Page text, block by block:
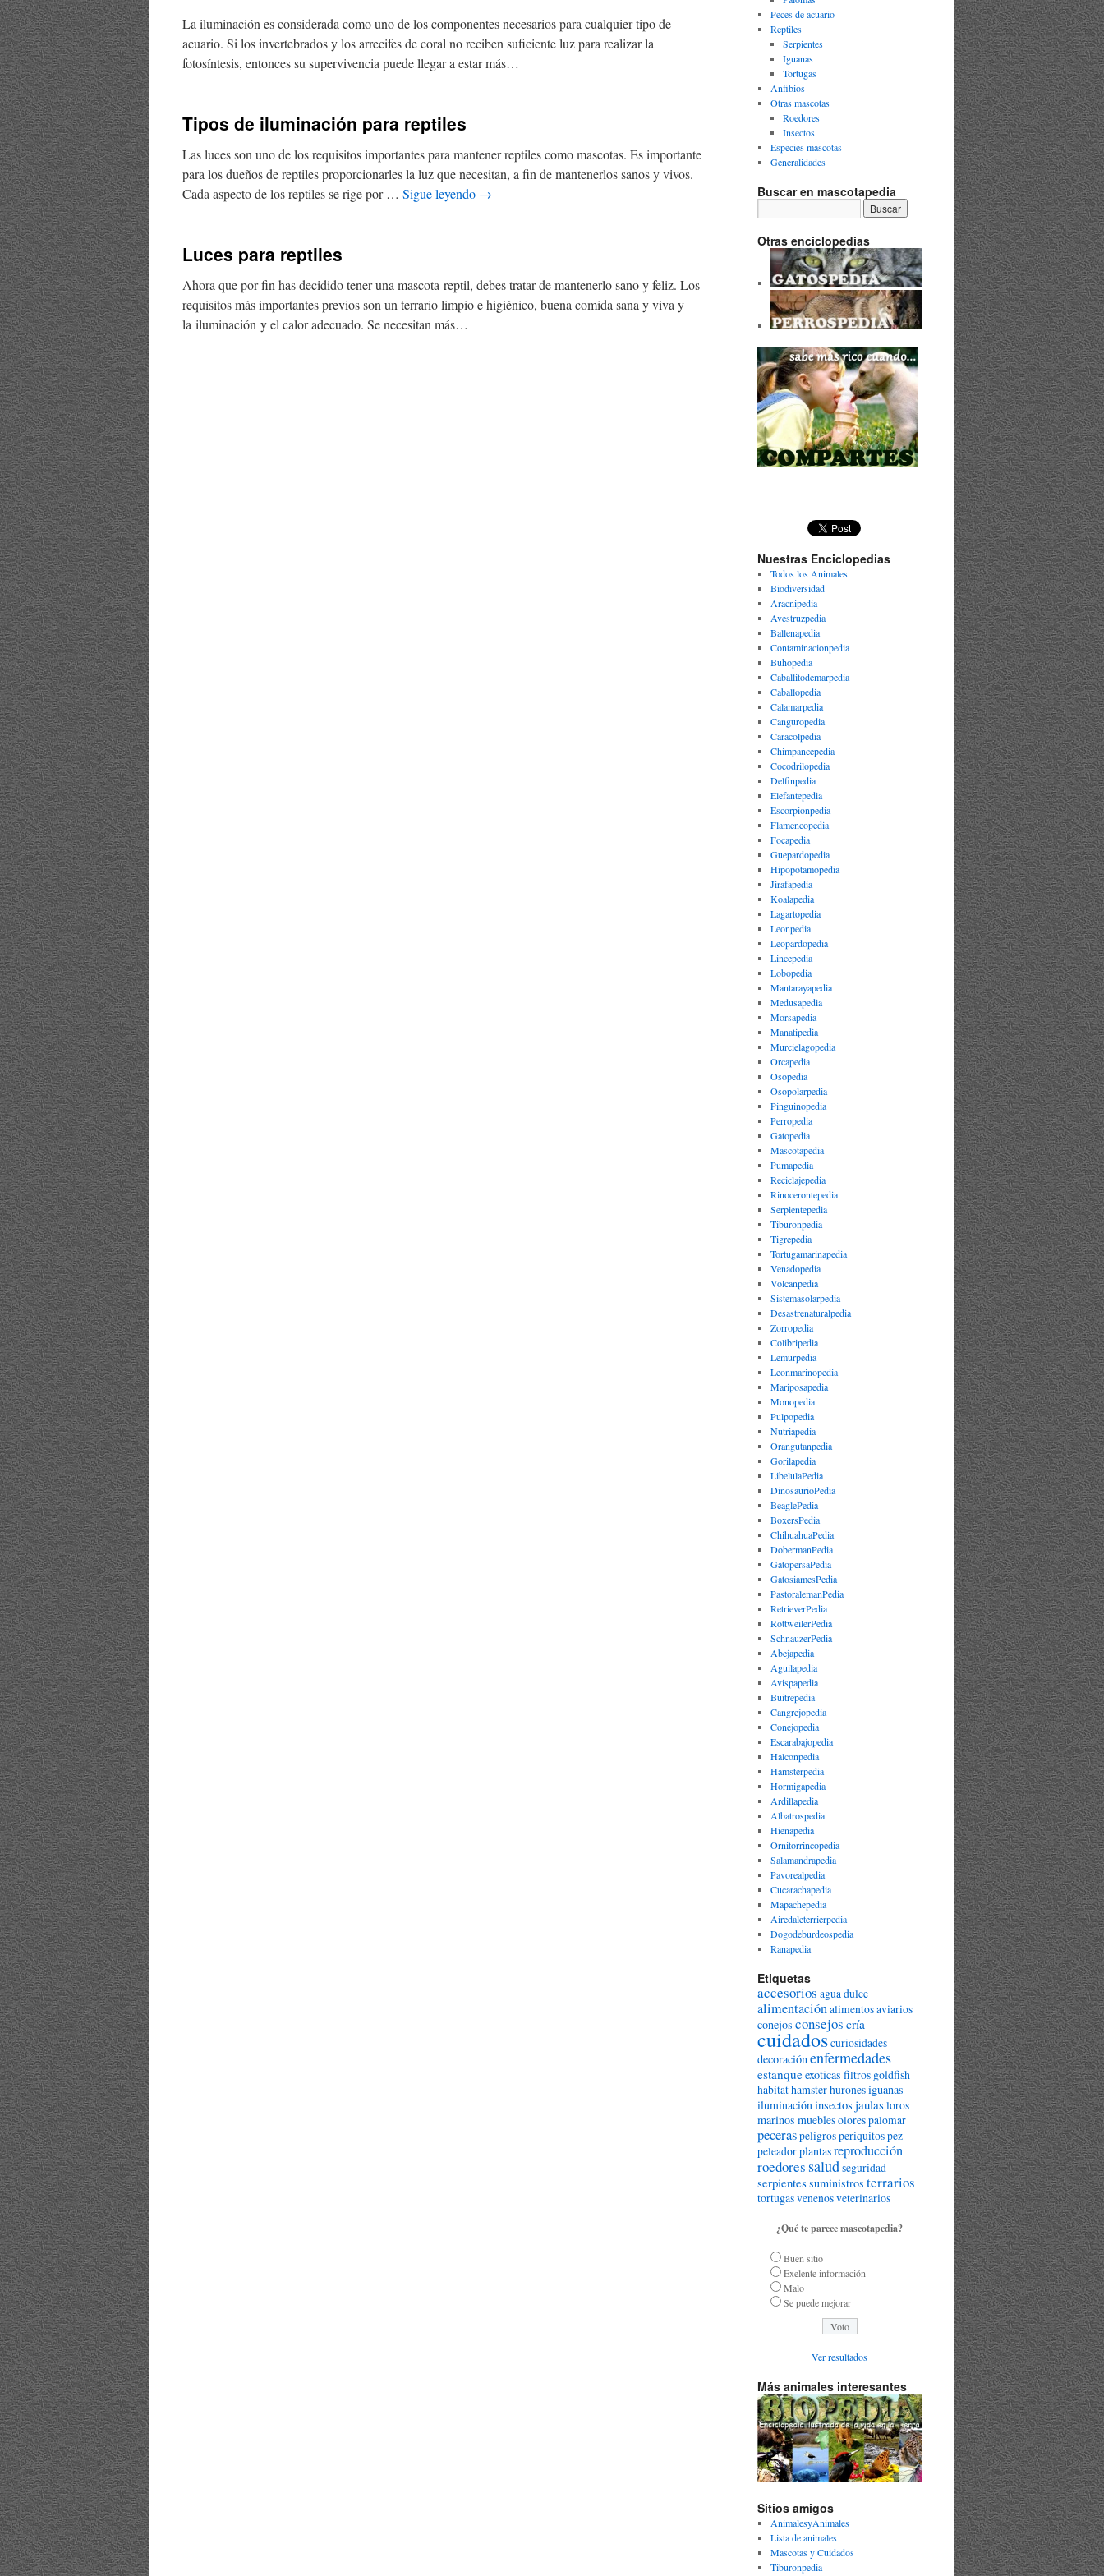
La iluminación es considerada como uno de los componentes necesarios para cualquier tipo de
acuario. Si los invertebrados y los arrecifes de coral no reciben suficiente luz para realizar la
fotosíntesis, entonces su supervivencia puede llegar a estar más…
Tipos de iluminación para reptiles
Las luces son uno de los requisitos importantes para mantener reptiles como mascotas. Es importante
para los dueños de reptiles proporcionarles la luz que necesitan, a fin de mantenerlos sanos y vivos.
Cada aspecto de los reptiles se rige por … Sigue leyendo →
Luces para reptiles
Ahora que por fin has decidido tener una mascota reptil, debes tratar de mantenerlo sano y feliz. Los
requisitos más importantes previos son un terrario limpio e higiénico, buena comida sana y viva y
la iluminación y el calor adecuado. Se necesitan más…
Peces de acuario
Reptiles
Serpientes
Iguanas
Tortugas
Anfibios
Otras mascotas
Roedores
Insectos
Especies mascotas
Generalidades
Buscar en mascotapedia
Otras enciclopedias
Nuestras Enciclopedias
Todos los Animales
Biodiversidad
Aracnipedia
Avestruzpedia
Ballenapedia
Contaminacionpedia
Buhopedia
Caballitodemarpedia
Caballopedia
Calamarpedia
Canguropedia
Caracolpedia
Chimpancepedia
Cocodrilopedia
Delfinpedia
Elefantepedia
Escorpionpedia
Flamencopedia
Focapedia
Guepardopedia
Hipopotamopedia
Jirafapedia
Koalapedia
Lagartopedia
Leonpedia
Leopardopedia
Lincepedia
Lobopedia
Mantarayapedia
Medusapedia
Morsapedia
Manatipedia
Murcielagopedia
Orcapedia
Osopedia
Osopolarpedia
Pinguinopedia
Perropedia
Gatopedia
Mascotapedia
Pumapedia
Reciclajepedia
Rinocerontepedia
Serpientepedia
Tiburonpedia
Tigrepedia
Tortugamarinapedia
Venadopedia
Volcanpedia
Sistemasolarpedia
Desastrenaturalpedia
Zorropedia
Colibripedia
Lemurpedia
Leonmarinopedia
Mariposapedia
Monopedia
Pulpopedia
Nutriapedia
Orangutanpedia
Gorilapedia
LibelulaPedia
DinosaurioPedia
BeaglePedia
BoxersPedia
ChihuahuaPedia
DobermanPedia
GatopersaPedia
GatosiamesPedia
PastoralemanPedia
RetrieverPedia
RottweilerPedia
SchnauzerPedia
Abejapedia
Aguilapedia
Avispapedia
Buitrepedia
Cangrejopedia
Conejopedia
Escarabajopedia
Halconpedia
Hamsterpedia
Hormigapedia
Ardillapedia
Albatrospedia
Hienapedia
Ornitorrincopedia
Salamandrapedia
Pavorealpedia
Cucarachapedia
Mapachepedia
Airedaleterrierpedia
Dogodeburdeospedia
Ranapedia
Etiquetas
accesorios agua dulce
alimentaciónalimentosaviarios
conejos consejos cría
cuidadoscuriosidades
decoraciónenfermedades
estanqueexoticas filtros goldfish
habitathamsterhuronesiguanas
iluminacióninsectos jaulas loros
marinos mueblesolorespalomar
peceraspeligrosperiquitospez
peleadorplantasreproducción
roedores saludseguridad
serpientes suministros terrarios
tortugasvenenosveterinarios
¿Qué te parece mascotapedia?
Buen sitio
Exelente información
Malo
Se puede mejorar
Ver resultados
Más animales interesantes
Sitios amigos
AnimalesyAnimales
Lista de animales
Mascotas y Cuidados
Tiburonpedia